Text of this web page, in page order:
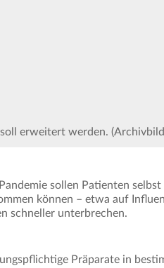
erweitert werden.
sollen Patienten
können – etwa auf
schneller unterbrechen.
Präparate in